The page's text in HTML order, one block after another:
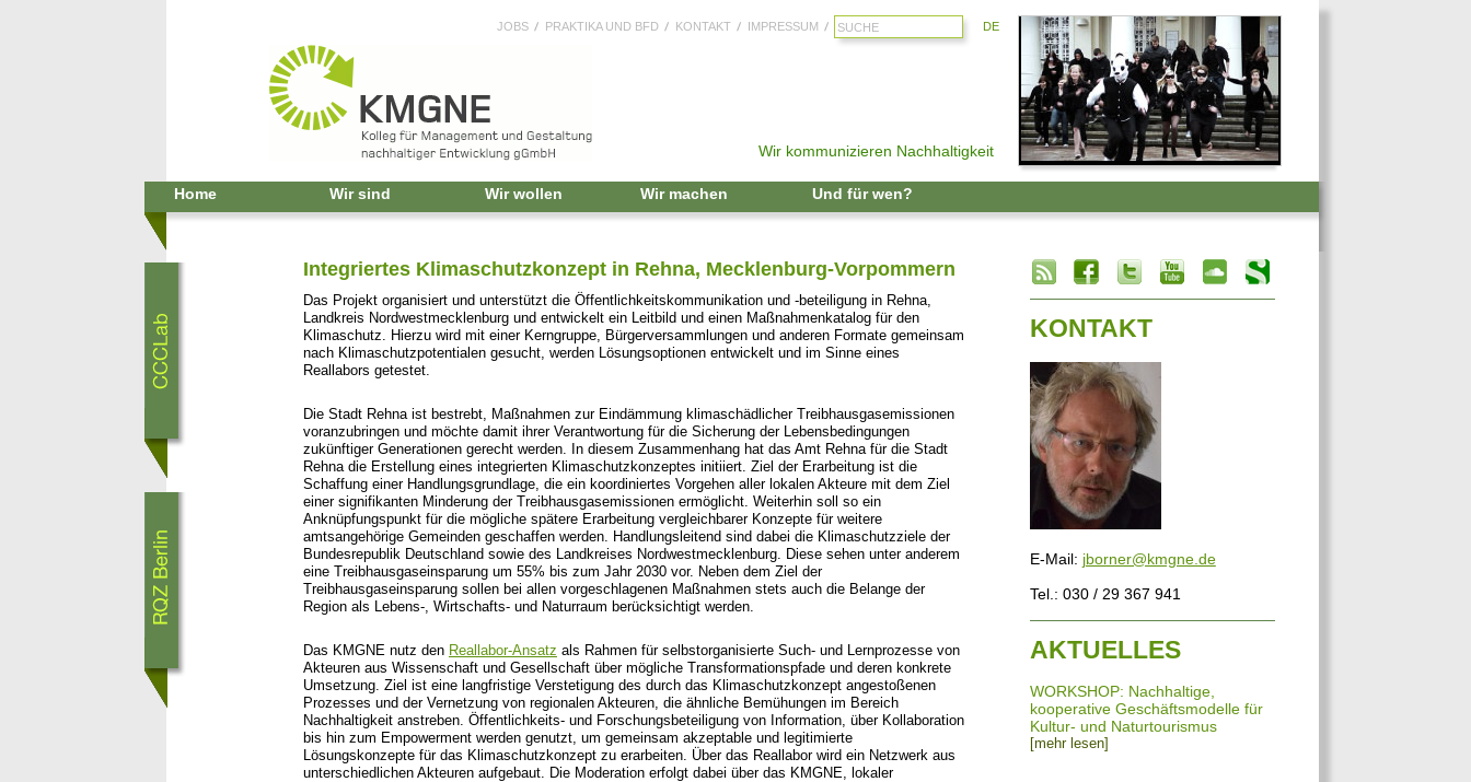
Wir kommunizieren Nachhaltigkeit
JOBS PRAKTIKA UND BFD KONTAKT IMPRESSUM DE
info heading
Zum Inhalt springen
Home Wir sind Wir wollen Wir machen Und für wen?
Integriertes Klimaschutzkonzept in Rehna, Mecklenburg-Vorpommern
Das Projekt organisiert und unterstützt die Öffentlichkeitskommunikation und -beteiligung in Rehna,
Landkreis Nordwestmecklenburg und entwickelt ein Leitbild und einen Maßnahmenkatalog für den
Klimaschutz. Hierzu wird mit einer Kerngruppe, Bürgerversammlungen und anderen Formate gemeinsam
nach Klimaschutzpotentialen gesucht, werden Lösungsoptionen entwickelt und im Sinne eines
Reallabors getestet.
Die Stadt Rehna ist bestrebt, Maßnahmen zur Eindämmung klimaschädlicher Treibhausgasemissionen
voranzubringen und möchte damit ihrer Verantwortung für die Sicherung der Lebensbedingungen
zukünftiger Generationen gerecht werden. In diesem Zusammenhang hat das Amt Rehna für die Stadt
Rehna die Erstellung eines integrierten Klimaschutzkonzeptes initiiert. Ziel der Erarbeitung ist die
Schaffung einer Handlungsgrundlage, die ein koordiniertes Vorgehen aller lokalen Akteure mit dem Ziel
einer signifikanten Minderung der Treibhausgasemissionen ermöglicht. Weiterhin soll so ein
Anknüpfungspunkt für die mögliche spätere Erarbeitung vergleichbarer Konzepte für weitere
amtsangehörige Gemeinden geschaffen werden. Handlungsleitend sind dabei die Klimaschutzziele der
Bundesrepublik Deutschland sowie des Landkreises Nordwestmecklenburg. Diese sehen unter anderem
eine Treibhausgaseinsparung um 55% bis zum Jahr 2030 vor. Neben dem Ziel der
Treibhausgaseinsparung sollen bei allen vorgeschlagenen Maßnahmen stets auch die Belange der
Region als Lebens-, Wirtschafts- und Naturraum berücksichtigt werden.
Das KMGNE nutz den Reallabor-Ansatz als Rahmen für selbstorganisierte Such- und Lernprozesse von
Akteuren aus Wissenschaft und Gesellschaft über mögliche Transformationspfade und deren konkrete
Umsetzung. Ziel ist eine langfristige Verstetigung des durch das Klimaschutzkonzept angestoßenen
Prozesses und der Vernetzung von regionalen Akteuren, die ähnliche Bemühungen im Bereich
Nachhaltigkeit anstreben. Öffentlichkeits- und Forschungsbeteiligung von Information, über Kollaboration
bis hin zum Empowerment werden genutzt, um gemeinsam akzeptable und legitimierte
Lösungskonzepte für das Klimaschutzkonzept zu erarbeiten. Über das Reallabor wird ein Netzwerk aus
unterschiedlichen Akteuren aufgebaut. Die Moderation erfolgt dabei über das KMGNE, lokaler
KONTAKT
E-Mail: jborner@kmgne.de
Tel.: 030 / 29 367 941
AKTUELLES
WORKSHOP: Nachhaltige,
kooperative Geschäftsmodelle für
Kultur- und Naturtourismus
[mehr lesen]